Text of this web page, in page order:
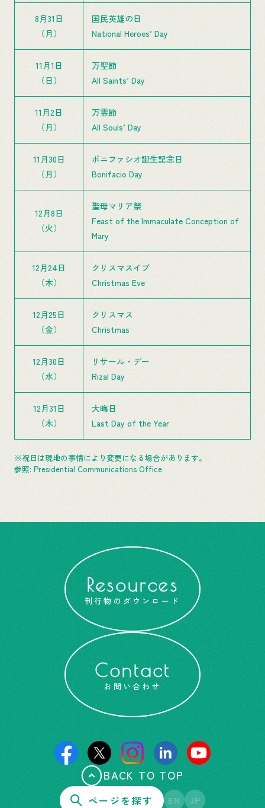
8月31日
（月）
国民英雄の日
National Heroes’ Day
11月1日
（日）
万聖節
All Saints’ Day
11月2日
（月）
万霊節
All Souls’ Day
11月30日
（月）
ボニファシオ誕生記念日
Bonifacio Day
12月8日
（火）
聖母マリア祭
Feast of the Immaculate Conception of
Mary
12月24日
（木）
クリスマスイブ
Christmas Eve
12月25日
（金）
クリスマス
Christmas
12月30日
（水）
リサール・デー
Rizal Day
12月31日
（木）
大晦日
Last Day of the Year
※祝日は現地の事情により変更になる場合があります。
参照: Presidential Communications Office
Resources
刊行物のダウンロード
Contact
お問い合わせ
BACK TO TOP
ページを探す EN JP